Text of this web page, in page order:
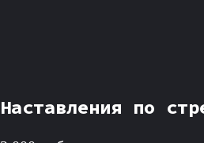
Наставления по